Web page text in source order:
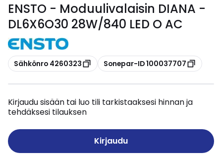
ENSTO - Moduulivalaisin DIANA -
DL6X6O30 28W/840 LED O AC
Kopioi
Sähkönro 4260323 Kopioi
Sonepar-ID 100037707
Kirjaudu sisään tai luo tili tarkistaaksesi hinnan ja
tehdäksesi tilauksen
Kirjaudu